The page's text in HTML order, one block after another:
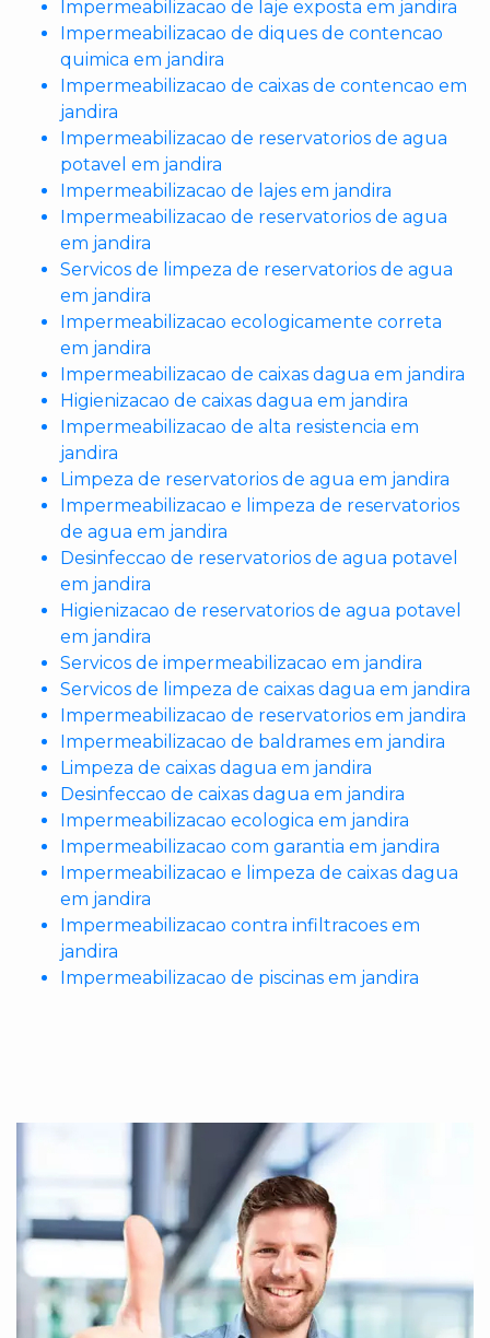
Impermeabilizacao de laje exposta em jandira
Impermeabilizacao de diques de contencao
quimica em jandira
Impermeabilizacao de caixas de contencao em
jandira
Impermeabilizacao de reservatorios de agua
potavel em jandira
Impermeabilizacao de lajes em jandira
Impermeabilizacao de reservatorios de agua
em jandira
Servicos de limpeza de reservatorios de agua
em jandira
Impermeabilizacao ecologicamente correta
em jandira
Impermeabilizacao de caixas dagua em jandira
Higienizacao de caixas dagua em jandira
Impermeabilizacao de alta resistencia em
jandira
Limpeza de reservatorios de agua em jandira
Impermeabilizacao e limpeza de reservatorios
de agua em jandira
Desinfeccao de reservatorios de agua potavel
em jandira
Higienizacao de reservatorios de agua potavel
em jandira
Servicos de impermeabilizacao em jandira
Servicos de limpeza de caixas dagua em jandira
Impermeabilizacao de reservatorios em jandira
Impermeabilizacao de baldrames em jandira
Limpeza de caixas dagua em jandira
Desinfeccao de caixas dagua em jandira
Impermeabilizacao ecologica em jandira
Impermeabilizacao com garantia em jandira
Impermeabilizacao e limpeza de caixas dagua
em jandira
Impermeabilizacao contra infiltracoes em
jandira
Impermeabilizacao de piscinas em jandira